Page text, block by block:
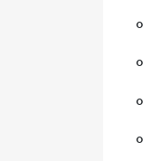
⚬
⚬
⚬
⚬